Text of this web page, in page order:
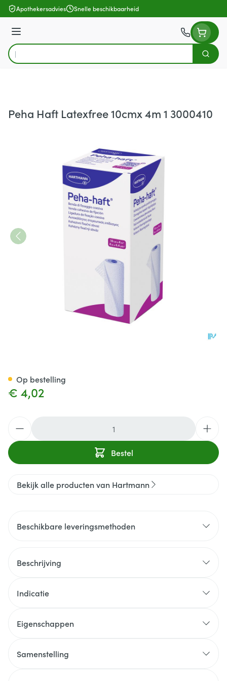
Ga naar de inhoud
Apothekersadvies Snelle beschikbaarheid
Menu
Product, merk, categorie...
Zoek
Peha Haft Latexfree 10cmx 4m 1 3000410
€ 4,02
Bestel
Op bestelling
Bekijk alle producten van Hartmann
Beschikbare leveringsmethoden
Beschrijving
Indicatie
Eigenschappen
Samenstelling